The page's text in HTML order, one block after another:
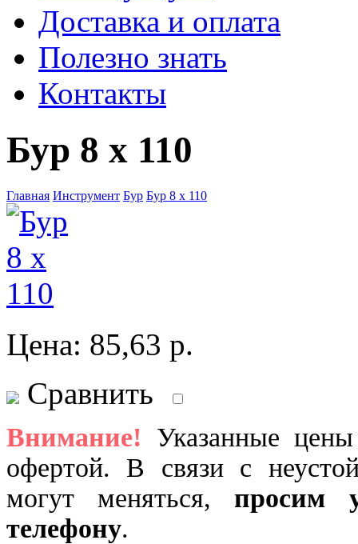
Доставка и оплата
Полезно знать
Контакты
Бур 8 х 110
Главная Инструмент Бур Бур 8 х 110
Цена: 85,63 р.
Сравнить
Внимание! Указанные
офертой. В связи с
могут меняться,просим
телефону.